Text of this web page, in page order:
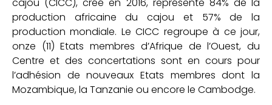
cajou (CICC), créé en 2016, représente 84% de la
production africaine du cajou et 57% de la
production mondiale. Le CICC regroupe à ce jour,
onze (11) Etats membres d’Afrique de l’Ouest, du
Centre et des concertations sont en cours pour
l’adhésion de nouveaux Etats membres dont la
Mozambique, la Tanzanie ou encore le Cambodge.